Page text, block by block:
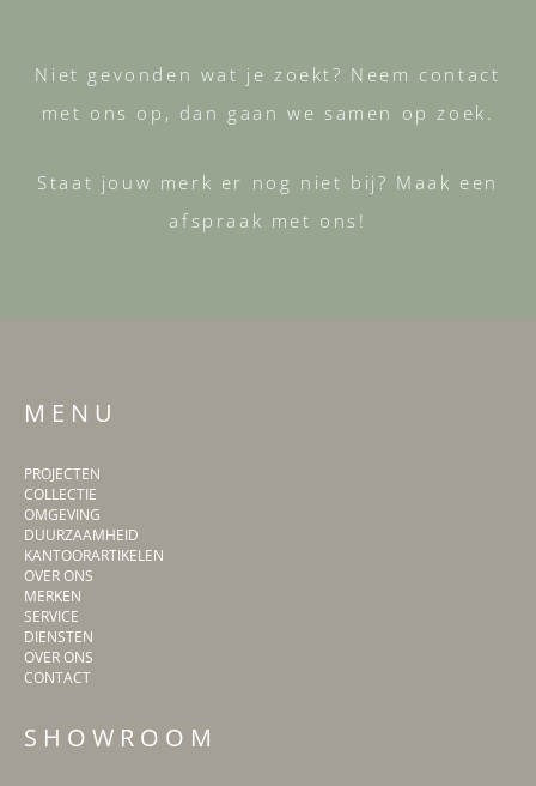
Niet gevonden wat je zoekt? Neem contact
met ons op, dan gaan we samen op zoek.
Staat jouw merk er nog niet bij? Maak een
afspraak met ons!
M E N U
PROJECTEN
COLLECTIE
OMGEVING
DUURZAAMHEID
KANTOORARTIKELEN
OVER ONS
MERKEN
SERVICE
DIENSTEN
OVER ONS
CONTACT
S H O W R O O M